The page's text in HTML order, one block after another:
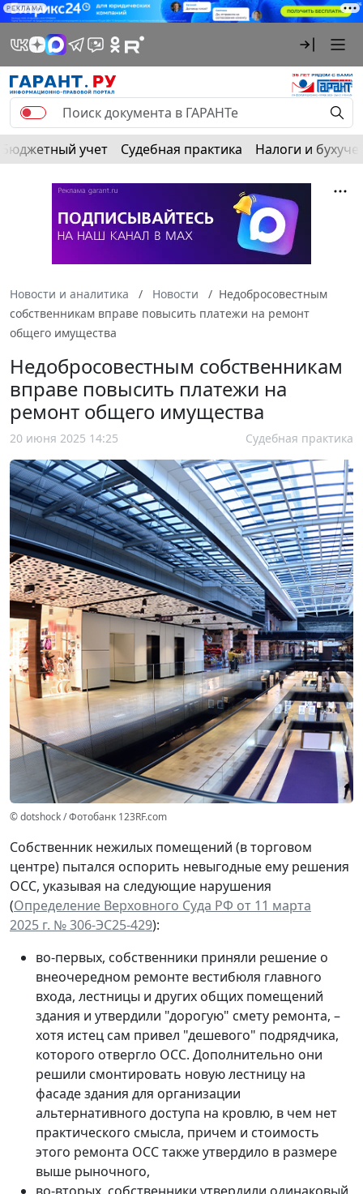
РЕКЛАМА
Бюджетный учет Судебная практика Налоги и
Новости и аналитика Новости
Недобросовестным
собственникам вправе повысить платежи на ремонт
общего имущества
Недобросовестным собственникам
вправе повысить платежи на
ремонт общего имущества
20 июня 2025 14:25 Судебная практика
© dotshock / Фотобанк 123RF.com
Собственник нежилых помещений (в торговом
центре) пытался оспорить невыгодные ему решения
ОСС, указывая на следующие нарушения
(Определение Верховного Суда РФ от 11 марта
2025 г. № 306-ЭС25-429):
во-первых, собственники приняли решение о
внеочередном ремонте вестибюля главного
входа, лестницы и других общих помещений
здания и утвердили "дорогую" смету ремонта, –
хотя истец сам привел "дешевого" подрядчика,
которого отвергло ОСС. Дополнительно они
решили смонтировать новую лестницу на
фасаде здания для организации
альтернативного доступа на кровлю, в чем нет
практического смысла, причем и стоимость
этого ремонта ОСС также утвердило в размере
выше рыночного,